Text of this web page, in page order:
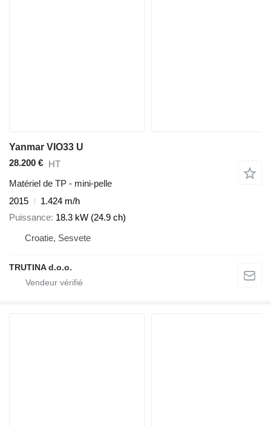
Yanmar VIO33 U
28.200 € HT
Matériel de TP - mini-pelle
2015
1.424 m/h
Puissance 18.3 kW (24.9 ch)
Croatie, Sesvete
TRUTINA d.o.o.